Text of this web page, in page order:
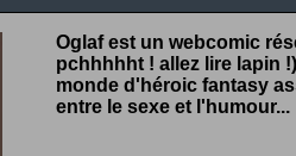
Oglaf est un webcomic
pchhhhht ! allez lire lapin
monde d'héroic fantasy
entre le sexe et l'humour...